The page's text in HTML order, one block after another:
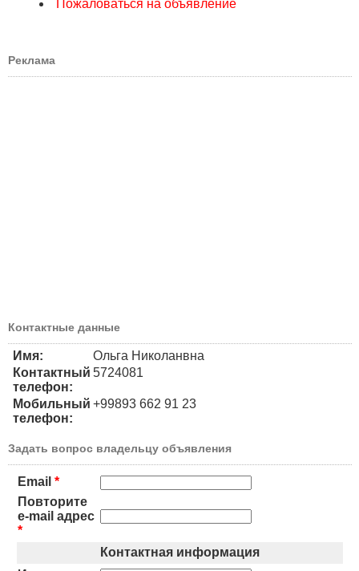
Пожаловаться на объявление
Реклама
Контактные данные
Имя:
Ольга Николанвна
Контактный
телефон:
5724081
Мобильный
телефон:
+99893 662 91 23
Задать вопрос владельцу объявления
Email *
Повторите
e-mail адрес
*
Контактная информация